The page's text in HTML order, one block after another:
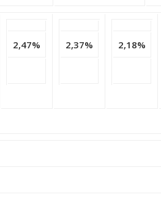
2,47% 2,37% 2,18%